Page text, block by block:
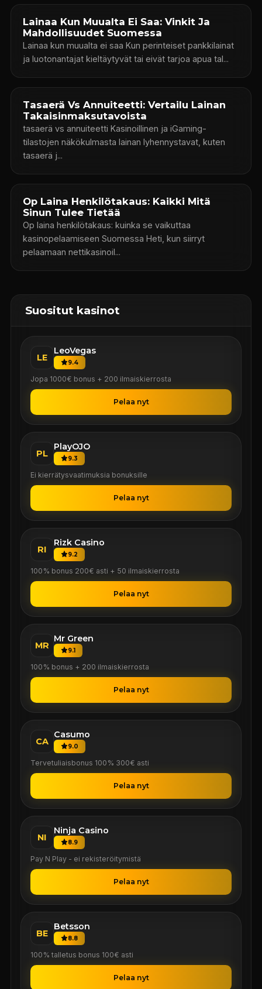
Lainaa Kun Muualta Ei Saa: Vinkit Ja
Mahdollisuudet Suomessa
Lainaa kun muualta ei saa Kun perinteiset pankkilainat
ja luotonantajat kieltäytyvät tai eivät tarjoa apua tal...
Tasaerä Vs Annuiteetti: Vertailu Lainan
Takaisinmaksutavoista
tasaerä vs annuiteetti Kasinoillinen ja iGaming-
tilastojen näkökulmasta lainan lyhennystavat, kuten
tasaerä j...
Op Laina Henkilötakaus: Kaikki Mitä
Sinun Tulee Tietää
Op laina henkilötakaus: kuinka se vaikuttaa
kasinopelaamiseen Suomessa Heti, kun siirryt
pelaamaan nettikasinoil...
Suositut kasinot
LE
LeoVegas
9.4
Jopa 1000€ bonus + 200 ilmaiskierrosta
Pelaa nyt
PL
PlayOJO
9.3
Ei kierrätysvaatimuksia bonuksille
Pelaa nyt
RI
Rizk Casino
9.2
100% bonus 200€ asti + 50 ilmaiskierrosta
Pelaa nyt
MR
Mr Green
9.1
100% bonus + 200 ilmaiskierrosta
Pelaa nyt
CA
Casumo
9.0
Tervetuliaisbonus 100% 300€ asti
Pelaa nyt
NI
Ninja Casino
8.9
Pay N Play - ei rekisteröitymistä
Pelaa nyt
BE
Betsson
8.8
100% talletus bonus 100€ asti
Pelaa nyt